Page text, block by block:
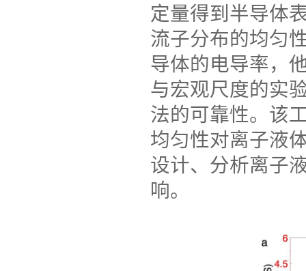
定量得到半导体
流子分布的均匀
导体的电导率，
与宏观尺度的实
法的可靠性。该
均匀性对离子液
设计、分析离子
响。